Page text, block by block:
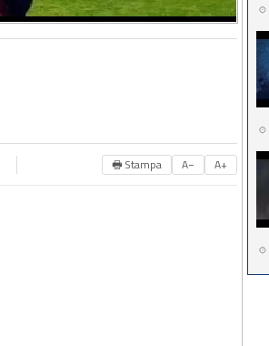
🖶 Stampa A− A+